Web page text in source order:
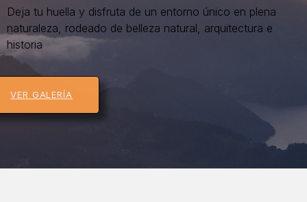
Deja tu huella y disfruta de un entorno único en plena
naturaleza, rodeado de belleza natural, arquitectura e
historia
VER GALERÍA